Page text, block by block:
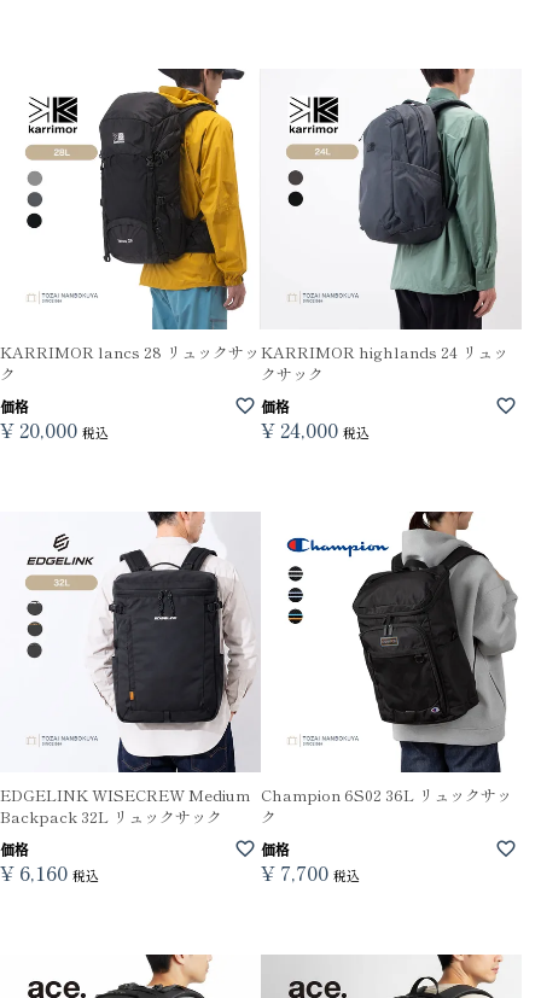
KARRIMOR lancs 28 リュックサッ
ク
価格
¥20,000 税込
KARRIMOR highlands 24 リュッ
クサック
価格
¥24,000 税込
EDGELINK WISECREW Medium
Backpack 32L リュックサック
価格
¥ 6,160 税込
Champion 6S02 36L リュックサッ
ク
価格
¥ 7,700 税込